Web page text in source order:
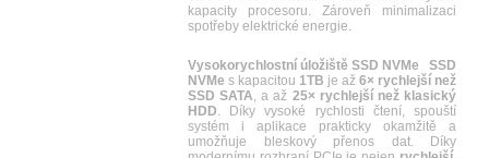
kapacity procesoru. Zároveň minimalizaci
spotřeby elektrické energie.
Vysokorychlostní úložiště SSD NVMe
SSD
NVMe s kapacitou 1TB je až 6× rychlejší než
SSD SATA, a až 25× rychlejší než klasický
HDD. Díky vysoké rychlosti čtení, spouští
systém i aplikace prakticky okamžitě a
umožňuje bleskový přenos dat. Díky